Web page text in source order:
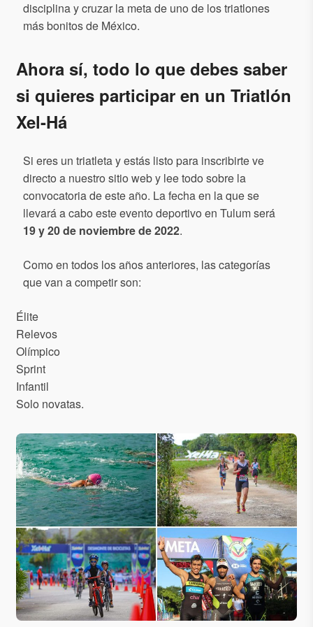
disciplina y cruzar la meta de uno de los triatlones
más bonitos de México.
Ahora sí, todo lo que debes saber
si quieres participar en un Triatlón
Xel-Há
Si eres un triatleta y estás listo para inscribirte ve
directo a nuestro sitio web y lee todo sobre la
convocatoria de este año. La fecha en la que se
llevará a cabo este evento deportivo en Tulum será
19 y 20 de noviembre de 2022.
Como en todos los años anteriores, las categorías
que van a competir son:
Élite
Relevos
Olímpico
Sprint
Infantil
Solo novatas.